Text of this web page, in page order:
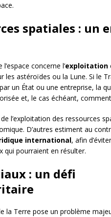
spatiales : un
concerne l’exploitation
astéroïdes ou la Lune. Si le
un État ou une entreprise, la
et, le cas échéant,
l’exploitation des ressources
D’autres estiment au
international, afin
qui pourraient en résulter.
: un défi
la Terre pose un problème